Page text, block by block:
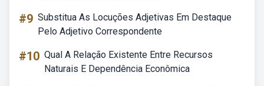
#9 Substitua As Locuções Adjetivas Em Destaque
Pelo Adjetivo Correspondente
#10 Qual A Relação Existente Entre Recursos
Naturais E Dependência Econômica